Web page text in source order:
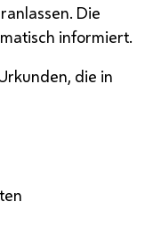
Die
informiert.
die in